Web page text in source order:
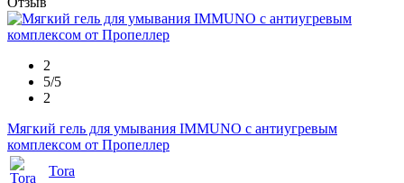
2
5/5
2
Мягкий гель для умывания IMMUNO с антиугревым
комплексом от Пропеллер
Tora